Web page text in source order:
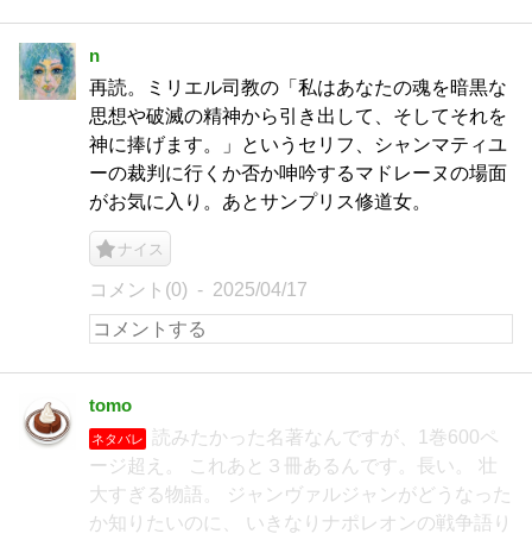
n
再読。ミリエル司教の「私はあなたの魂を暗黒な
思想や破滅の精神から引き出して、そしてそれを
神に捧げます。」というセリフ、シャンマティユ
ーの裁判に行くか否か呻吟するマドレーヌの場面
がお気に入り。あとサンプリス修道女。
ナイス
コメント(0) 2025/04/17
tomo
ネタバレ
読みたかった名著なんですが、1巻600ペ
ージ超え。 これあと３冊あるんです。長い。 壮
大すぎる物語。 ジャンヴァルジャンがどうなった
か知りたいのに、 いきなりナポレオンの戦争語り